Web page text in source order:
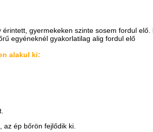
gyermekeken szinte sosem fordul elő.
egyéneknél gyakorlatilag alig fordul elő
alakul ki:
az ép bőrön fejlődik ki.